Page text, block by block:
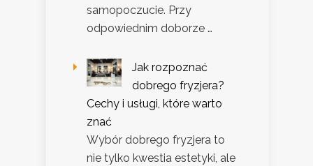
samopoczucie. Przy
odpowiednim doborze …
Jak rozpoznać
dobrego fryzjera?
Cechy i usługi, które warto
znać
Wybór dobrego fryzjera to
nie tylko kwestia estetyki, ale